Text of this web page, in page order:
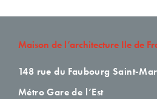
Maison de l’architecture Ile de
148 rue du Faubourg Saint-
Métro Gare de l’Est